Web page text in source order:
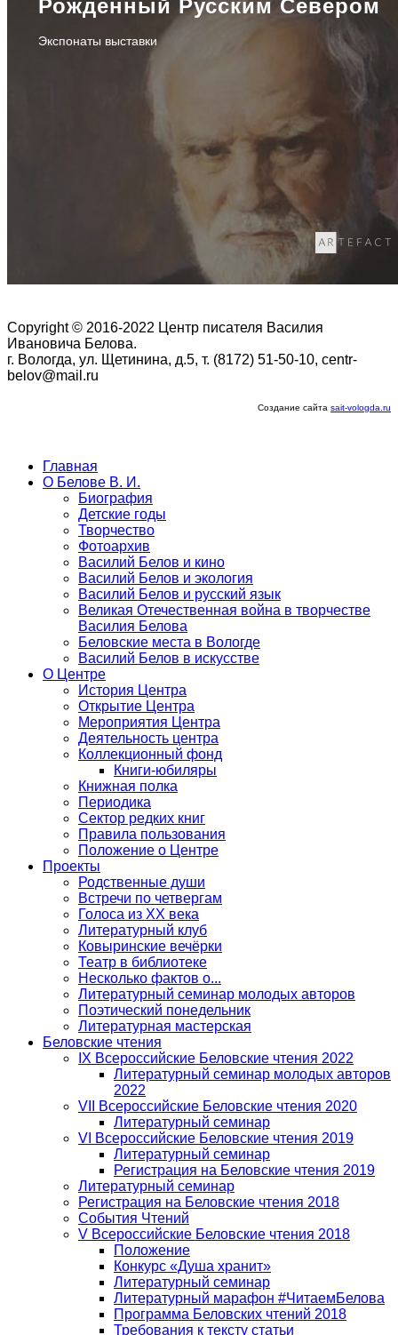
Рожденный Русским Севером
Экспонаты выставки
Copyright © 2016-2022 Центр писателя Василия
Ивановича Белова.
г. Вологда, ул. Щетинина, д.5, т. (8172) 51-50-10, centr-
belov@mail.ru
Создание сайта sait-vologda.ru
Главная
О Белове В. И.
Биография
Детские годы
Творчество
Фотоархив
Василий Белов и кино
Василий Белов и экология
Василий Белов и русский язык
Великая Отечественная война в творчестве
Василия Белова
Беловские места в Вологде
Василий Белов в искусстве
О Центре
История Центра
Открытие Центра
Мероприятия Центра
Деятельность центра
Коллекционный фонд
Книги-юбиляры
Книжная полка
Периодика
Сектор редких книг
Правила пользования
Положение о Центре
Проекты
Родственные души
Встречи по четвергам
Голоса из ХХ века
Литературный клуб
Ковыринские вечёрки
Театр в библиотеке
Несколько фактов о...
Литературный семинар молодых авторов
Поэтический понедельник
Литературная мастерская
Беловские чтения
IX Всероссийские Беловские чтения 2022
Литературный семинар молодых авторов
2022
VII Всероссийские Беловские чтения 2020
Литературный семинар
VI Всероссийские Беловские чтения 2019
Литературный семинар
Регистрация на Беловские чтения 2019
Литературный семинар
Регистрация на Беловские чтения 2018
События Чтений
V Всероссийские Беловские чтения 2018
Положение
Конкурс «Душа хранит»
Литературный семинар
Литературный марафон #ЧитаемБелова
Программа Беловских чтений 2018
Требования к тексту статьи